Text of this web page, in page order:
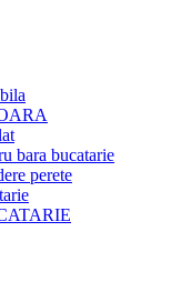
bara bucatarie
perete